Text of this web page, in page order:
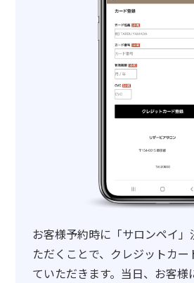
お客様予約時に「サロンペイ
ただくことで、クレジットカー
ていただきます。当日、お客様